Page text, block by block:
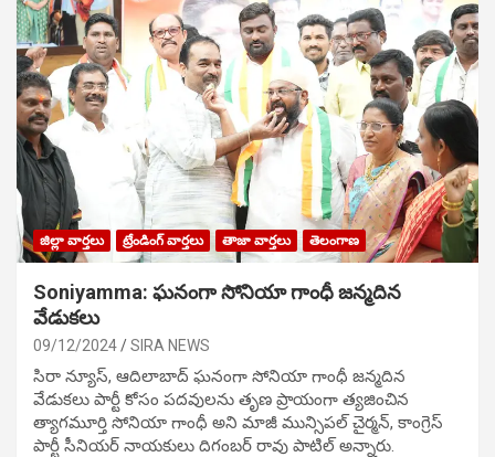
జిల్లా వార్తలు ట్రేండింగ్ వార్తలు తాజా వార్తలు తెలంగాణ
Soniyamma: ఘ‌నంగా సోనియా గాంధీ జ‌న్మ‌దిన
వేడుక‌లు
09/12/2024 SIRA NEWS
సిరా న్యూస్, ఆదిలాబాద్ ఘ‌నంగా సోనియా గాంధీ జ‌న్మ‌దిన
వేడుక‌లు పార్టీ కోసం ప‌ద‌వుల‌ను తృణ ప్రాయంగా త్య‌జించిన
త్యాగమూర్తి సోనియా గాంధీ అని మాజీ మున్సిప‌ల్ చైర్మ‌న్, కాంగ్రెస్
పార్టీ సీనియ‌ర్ నాయ‌కులు దిగంబ‌ర్ రావు పాటిల్ అన్నారు.